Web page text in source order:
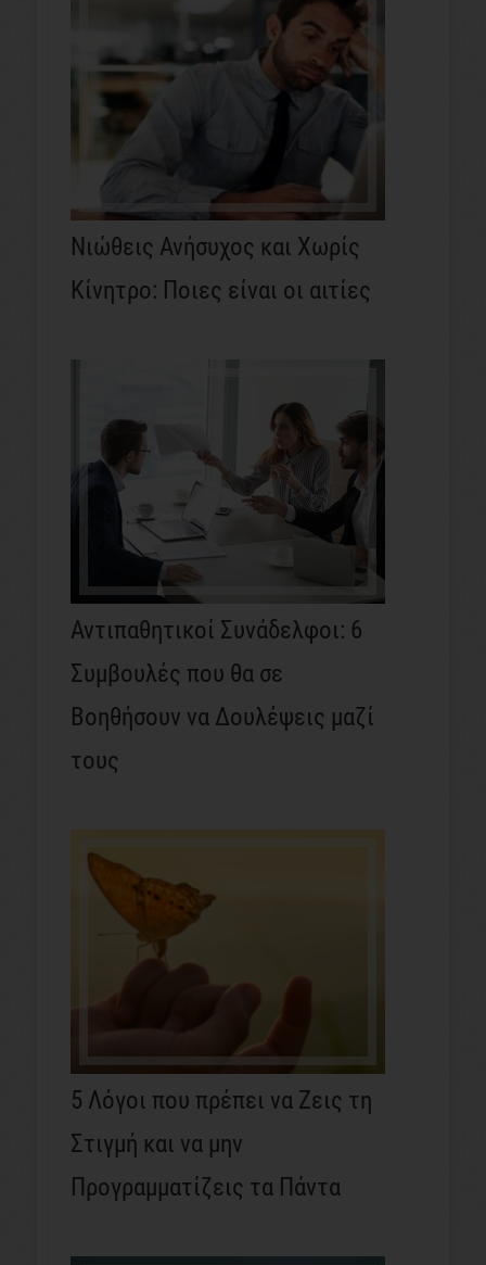
Νιώθεις Ανήσυχος και Χωρίς
Κίνητρο: Ποιες είναι οι αιτίες
Αντιπαθητικοί Συνάδελφοι: 6
Συμβουλές που θα σε
Βοηθήσουν να Δουλέψεις μαζί
τους
5 Λόγοι που πρέπει να Ζεις τη
Στιγμή και να μην
Προγραμματίζεις τα Πάντα